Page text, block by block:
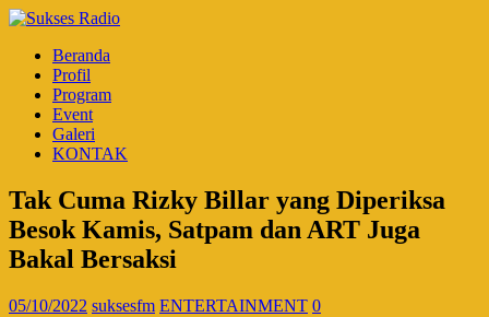
Beranda
Profil
Program
Event
Galeri
KONTAK
Tak Cuma Rizky Billar yang Diperiksa
Besok Kamis, Satpam dan ART Juga
Bakal Bersaksi
05/10/2022 suksesfm ENTERTAINMENT 0